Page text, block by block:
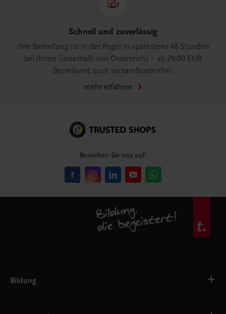
Schnell und zuverlässig
Ihre Bestellung ist in der Regel in spätestens 48 Stunden
bei Ihnen (innerhalb von Österreich) – ab 29,00 EUR
Bestellwert auch versandkostenfrei.
mehr erfahren
Besuchen Sie uns auf:
Bildung